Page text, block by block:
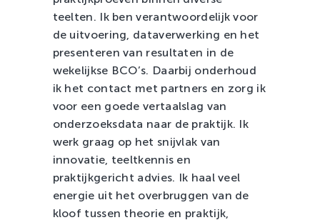
teelten. Ik ben verantwoordelijk voor
de uitvoering, dataverwerking en het
presenteren van resultaten in de
wekelijkse BCO’s. Daarbij onderhoud
ik het contact met partners en zorg ik
voor een goede vertaalslag van
onderzoeksdata naar de praktijk. Ik
werk graag op het snijvlak van
innovatie, teeltkennis en
praktijkgericht advies. Ik haal veel
energie uit het overbruggen van de
kloof tussen theorie en praktijk,